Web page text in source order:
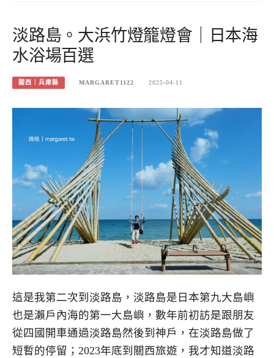
淡路島。大浜竹燈籠燈會｜日本海
水浴場百選
關西｜兵庫縣 MARGARET1122 2025-04-11
這是我第二次到淡路島，淡路島是日本第九大島嶼
也是瀨戶內海的第一大島嶼，數年前初訪是跟朋友
從四國開車通過淡路島然後到神戶，在淡路島做了
短暫的停留；2023年底到關西旅遊，我才知道淡路